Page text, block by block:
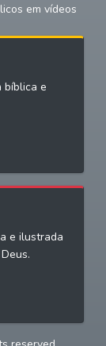
em vídeos
bíblica e
e ilustrada